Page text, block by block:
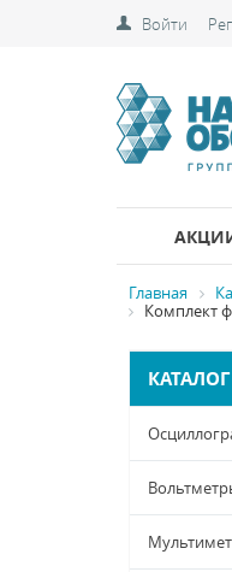
Войти
Главная
Комплект
КАТАЛОГ